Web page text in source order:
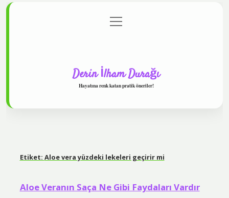
Gizlilik Politikası
menüyü
aç
Derin İlham Durağı
Hayatına renk katan pratik öneriler!
Etiket: Aloe vera yüzdeki lekeleri geçirir mi
Aloe Veranın Saça Ne Gibi Faydaları Vardır